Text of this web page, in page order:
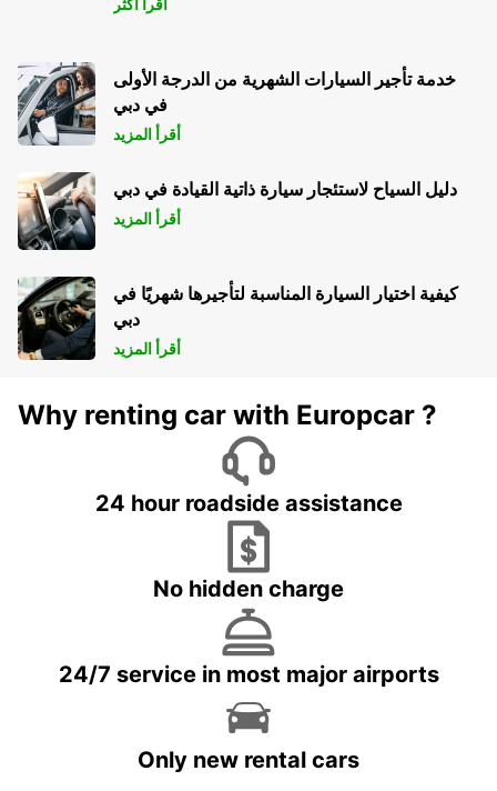
اقرأ أكثر
خدمة تأجير السيارات الشهرية من الدرجة الأولى
في دبي
أقرأ المزيد
دليل السياح لاستئجار سيارة ذاتية القيادة في دبي
أقرأ المزيد
كيفية اختيار السيارة المناسبة لتأجيرها شهريًا في
دبي
أقرأ المزيد
Why renting car with Europcar ?
24 hour roadside assistance
No hidden charge
24/7 service in most major airports
Only new rental cars